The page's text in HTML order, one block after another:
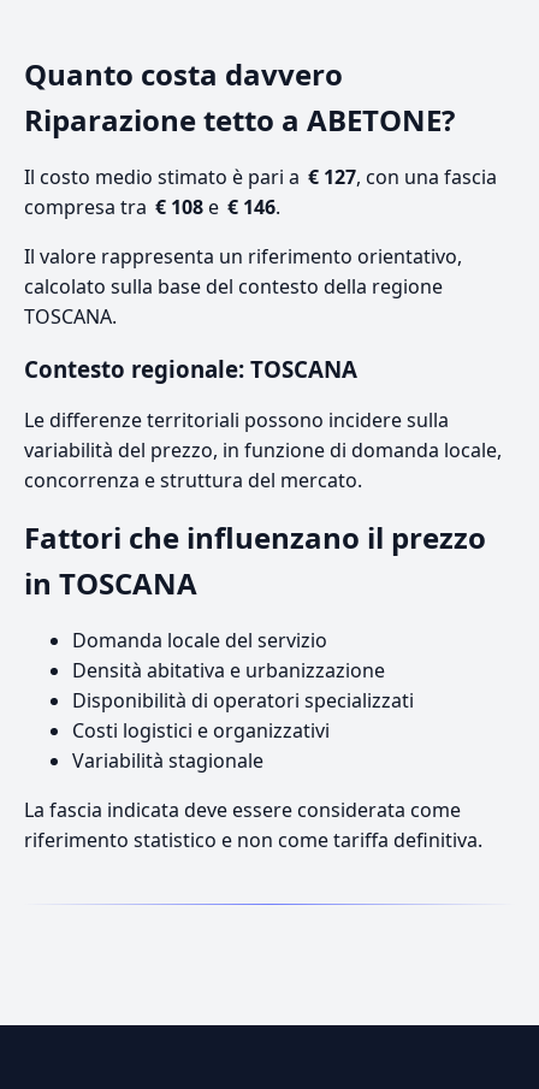
Quanto costa davvero
Riparazione tetto a ABETONE?
Il costo medio stimato è pari a € 127, con una fascia
compresa tra € 108e € 146.
Il valore rappresenta un riferimento orientativo,
calcolato sulla base del contesto della regione
TOSCANA.
Contesto regionale: TOSCANA
Le differenze territoriali possono incidere sulla
variabilità del prezzo, in funzione di domanda locale,
concorrenza e struttura del mercato.
Fattori che influenzano il prezzo
in TOSCANA
Domanda locale del servizio
Densità abitativa e urbanizzazione
Disponibilità di operatori specializzati
Costi logistici e organizzativi
Variabilità stagionale
La fascia indicata deve essere considerata come
riferimento statistico e non come tariffa definitiva.